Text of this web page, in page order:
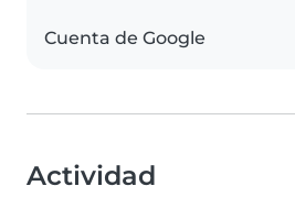
Cuenta de Google
Actividad